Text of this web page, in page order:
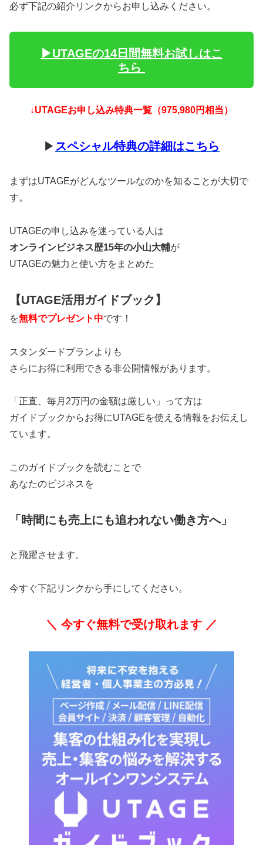
必ず下記の紹介リンクからお申し込みください。
▶︎UTAGEの14日間無料お試しはこ
ちら
↓UTAGEお申し込み特典一覧（975,980円相当）
▶ スペシャル特典の詳細はこちら
まずはUTAGEがどんなツールなのかを知ることが大切で
す。
UTAGEの申し込みを迷っている人は
オンラインビジネス歴15年の小山大輔が
UTAGEの魅力と使い方をまとめた
【UTAGE活用ガイドブック】
を無料でプレゼント中です！
スタンダードプランよりも
さらにお得に利用できる非公開情報があります。
「正直、毎月2万円の金額は厳しい」って方は
ガイドブックからお得にUTAGEを使える情報をお伝えし
ています。
このガイドブックを読むことで
あなたのビジネスを
「時間にも売上にも追われない働き方へ」
と飛躍させます。
今すぐ下記リンクから手にしてください。
＼ 今すぐ無料で受け取れます ／